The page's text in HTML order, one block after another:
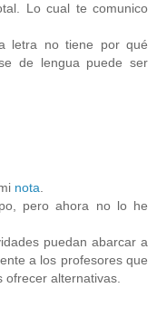
Lo cual te comunico
letra no tiene por qué
de lengua puede ser
nota.
pero ahora no lo he
puedan abarcar a
a los profesores que
ofrecer alternativas.